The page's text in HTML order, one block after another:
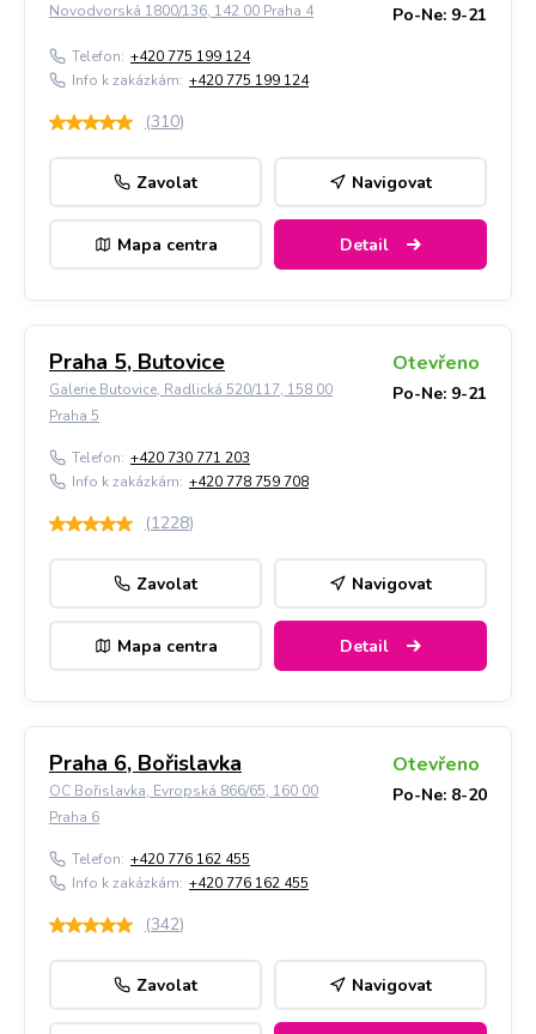
Novodvorská 1800/136, 142 00 Praha 4 Po-Ne: 9-21
Telefon: +420 775 199 124
Info k zakázkám: +420 775 199 124
(310)
Zavolat Navigovat
Mapa centra Detail
Praha 5, Butovice
Galerie Butovice, Radlická 520/117, 158 00
Praha 5
Otevřeno
Po-Ne: 9-21
Telefon: +420 730 771 203
Info k zakázkám: +420 778 759 708
(1228)
Zavolat Navigovat
Mapa centra Detail
Praha 6, Bořislavka
OC Bořislavka, Evropská 866/65, 160 00
Praha 6
Otevřeno
Po-Ne: 8-20
Telefon: +420 776 162 455
Info k zakázkám: +420 776 162 455
(342)
Zavolat Navigovat